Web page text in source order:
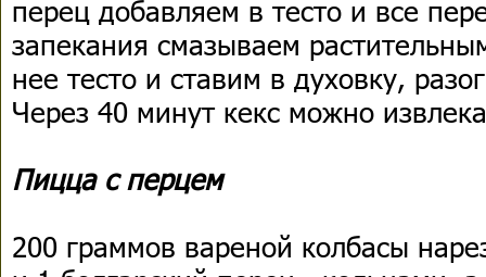
перец добавляем в тесто и все
запекания смазываем
нее тесто и ставим в духовку,
Через 40 минут кекс можно
Пицца с перцем
200 граммов вареной колбасы